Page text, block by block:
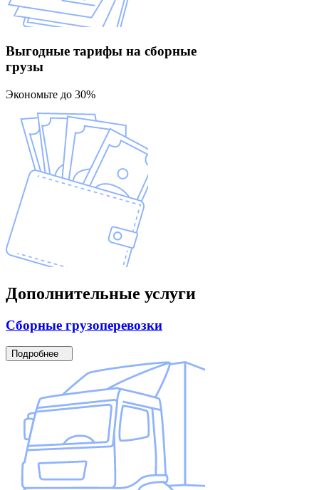
Выгодные тарифы на сборные
грузы
Экономьте до 30%
Дополнительные услуги
Сборные грузоперевозки
Подробнее